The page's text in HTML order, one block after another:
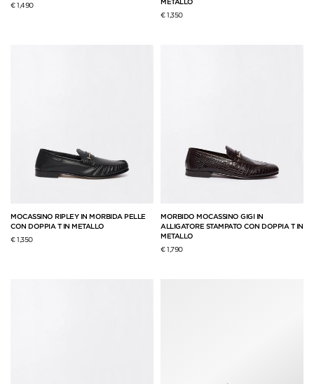
€ 1,490
€ 1,350
MOCASSINO RIPLEY IN MORBIDA PELLE
CON DOPPIA T IN METALLO
€ 1,350
MORBIDO MOCASSINO GIGI IN
ALLIGATORE STAMPATO CON DOPPIA T IN
METALLO
€ 1,790